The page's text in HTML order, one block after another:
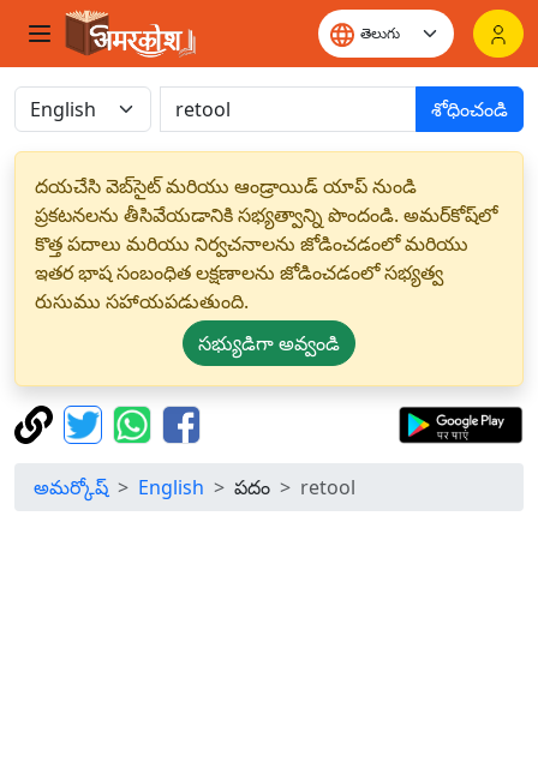
శోధించండి
దయచేసి వెబ్‌సైట్ మరియు ఆండ్రాయిడ్ యాప్ నుండి
ప్రకటనలను తీసివేయడానికి సభ్యత్వాన్ని పొందండి. అమర్‌కోష్‌లో
కొత్త పదాలు మరియు నిర్వచనాలను జోడించడంలో మరియు
ఇతర భాష సంబంధిత లక్షణాలను జోడించడంలో సభ్యత్వ
రుసుము సహాయపడుతుంది.
సభ్యుడిగా అవ్వండి
అమర్కోష్ English పదం retool